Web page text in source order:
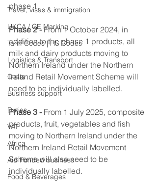
Travel, visas & immigration
UKCA / CE Marking
Tariff Codes | HS Codes
Logistics & Transport
Costs
Business support
Duties
VAT
Africa
Aid Funded business
Food & Beverages
phase 1.
Phase 2 - From 1 October 2024, in
addition to the phase 1 products, all
milk and dairy products moving to
Northern Ireland under the Northern
Ireland Retail Movement Scheme will
need to be individually labelled.
Phase 3 - From 1 July 2025, composite
products, fruit, vegetables and fish
moving to Northern Ireland under the
Northern Ireland Retail Movement
Scheme will also need to be
individually labelled.